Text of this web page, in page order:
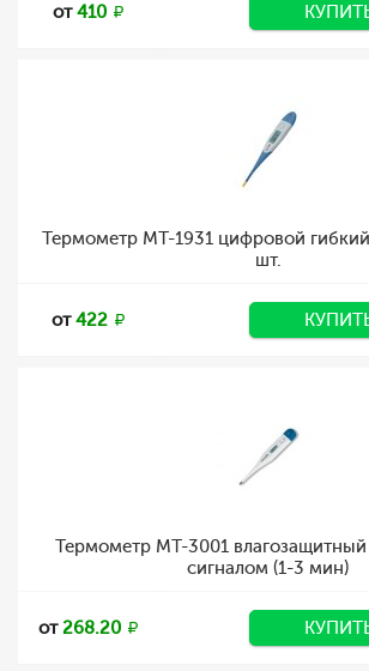
от410
Термометр MT-1931 цифровой
шт.
от422
Термометр MT-3001
сигналом (1-3 мин)
от268.20